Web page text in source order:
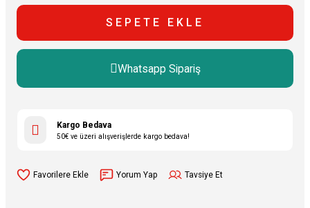
SEPETE EKLE
Whatsapp Sipariş
Kargo Bedava
50€ ve üzeri alışverişlerde kargo bedava!
Yorum Yap Tavsiye Et